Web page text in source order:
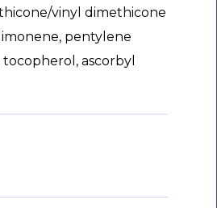
vinyl dimethicone
pentylene
ascorbyl